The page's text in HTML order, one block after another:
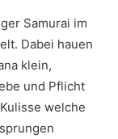
Samurai im
Dabei hauen
klein,
und Pflicht
welche